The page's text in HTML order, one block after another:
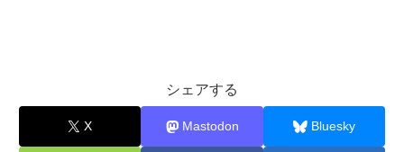
シェアする
X Mastodon Bluesky